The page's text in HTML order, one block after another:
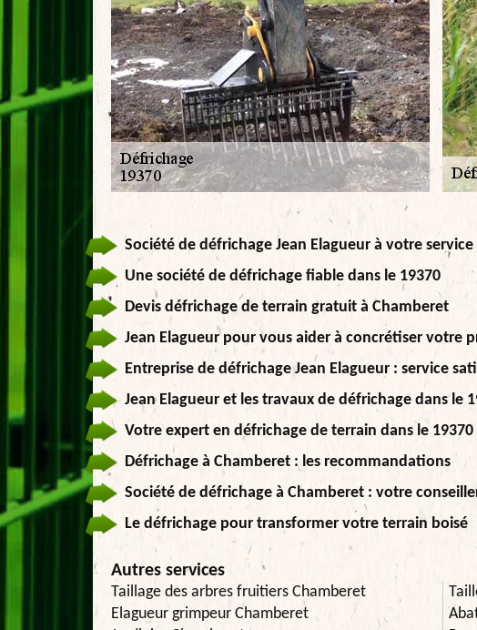
Société de défrichage Jean Elagueur à votre service
Une société de défrichage fiable dans le 19370
Devis défrichage de terrain gratuit à Chamberet
Jean Elagueur pour vous aider à concrétiser votre
Entreprise de défrichage Jean Elagueur : service
Jean Elagueur et les travaux de défrichage dans le
Votre expert en défrichage de terrain dans le 19370
Défrichage à Chamberet : les recommandations
Société de défrichage à Chamberet : votre
Le défrichage pour transformer votre terrain boisé
Autres services
Taillage des arbres fruitiers Chamberet
Elagueur grimpeur Chamberet